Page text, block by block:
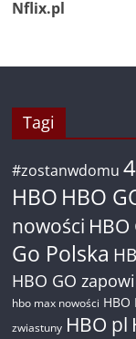
Nflix.pl
Tagi
#zostanwdomu
HBO HBO
nowości
Go Polska
HBO GO
hbo max nowości
zwiastuny HBO pl